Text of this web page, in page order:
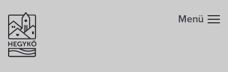
Menü